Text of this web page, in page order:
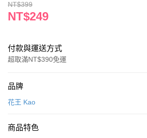
NT$399
NT$249
付款與運送方式
超取滿NT$390免運
POYA支付
超商取貨付款
品牌
花王 Kao
商品特色